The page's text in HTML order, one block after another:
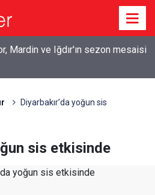
gölünde kadın cesedi bulundu
Diyarbakır’da yoğun sis
sis etkisinde